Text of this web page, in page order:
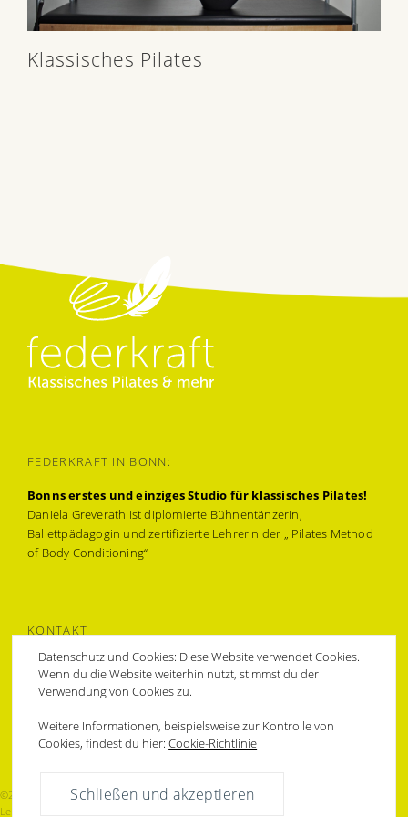
Klassisches Pilates
FEDERKRAFT IN BONN:
Bonns erstes und einziges Studio für klassisches Pilates!
Daniela Greverath ist diplomierte Bühnentänzerin,
Ballettpädagogin und zertifizierte Lehrerin der „ Pilates Method
of Body Conditioning“
KONTAKT
Muffendorfer Hauptstraße 31a,
53177 Bonn-Bad Godesberg
0228 94374478 & 0172 6212709
federkraft@bonnpilates.com
©2020 | Daniela Greverath · diplomierte Bühnentänzerin, Ballettpädagogin · zertifizierte
Lehrerin der „ Pilates Method of Body Conditioning“
Datenschutz und Cookies: Diese Website verwendet Cookies.
Wenn du die Website weiterhin nutzt, stimmst du der
Verwendung von Cookies zu.
Weitere Informationen, beispielsweise zur Kontrolle von
Cookies, findest du hier:Cookie-Richtlinie